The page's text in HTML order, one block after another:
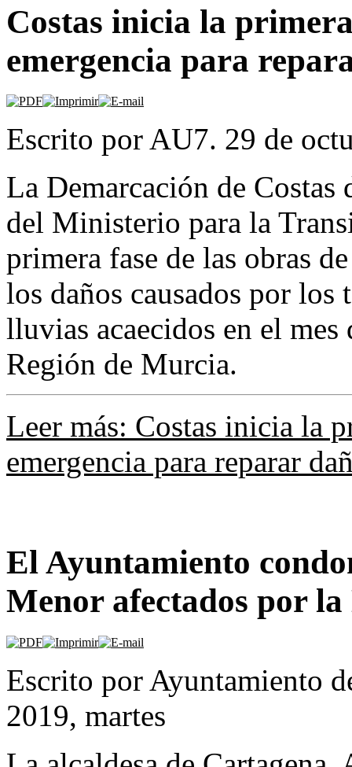
Costas inicia la
emergencia para
Escrito por AU7. 29 de
La Demarcación de
del Ministerio para la
primera fase de las obras
los daños causados por
lluvias acaecidos en el
Región de Murcia.
Leer más: Costas inicia la
emergencia para reparar
El Ayuntamiento
Menor afectados por
Escrito por Ayuntamiento
2019, martes